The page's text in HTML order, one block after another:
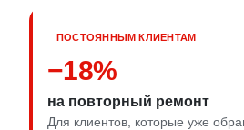
ПОСТОЯННЫМ КЛИЕНТАМ
−18%
на повторный ремонт
Для клиентов, которые уже